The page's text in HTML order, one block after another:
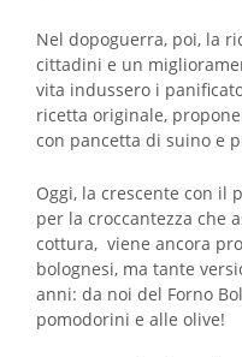
Nel dopoguerra, poi, la
cittadini e un
vita indussero i
ricetta originale,
con pancetta di suino e
Oggi, la crescente con il
per la croccantezza che
cottura, viene ancora
bolognesi, ma tante
anni: da noi del Forno
pomodorini e alle olive!